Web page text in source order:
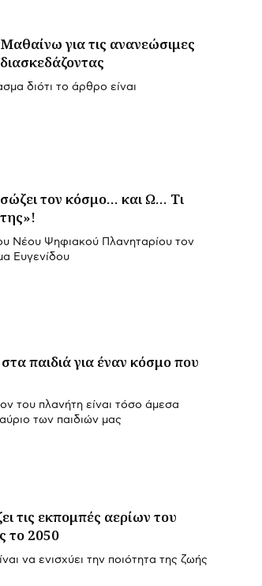
για τις ανανεώσιμες
διότι το άρθρο είναι
τον κόσμο… και Ω… Τι
Νέου Ψηφιακού Πλανηταρίου τον
Ευγενίδου
παιδιά για έναν κόσμο που
του πλανήτη είναι τόσο άμεσα
των παιδιών μας
τις εκπομπές αερίων του
το 2050
να ενισχύει την ποιότητα της ζωής